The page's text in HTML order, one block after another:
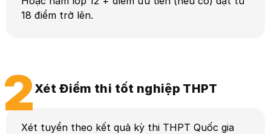
2Xét Điểm thi tốt nghiệp THPT
18 điểm trở lên.
Xét tuyển theo kết quả kỳ thi THPT Quốc gia